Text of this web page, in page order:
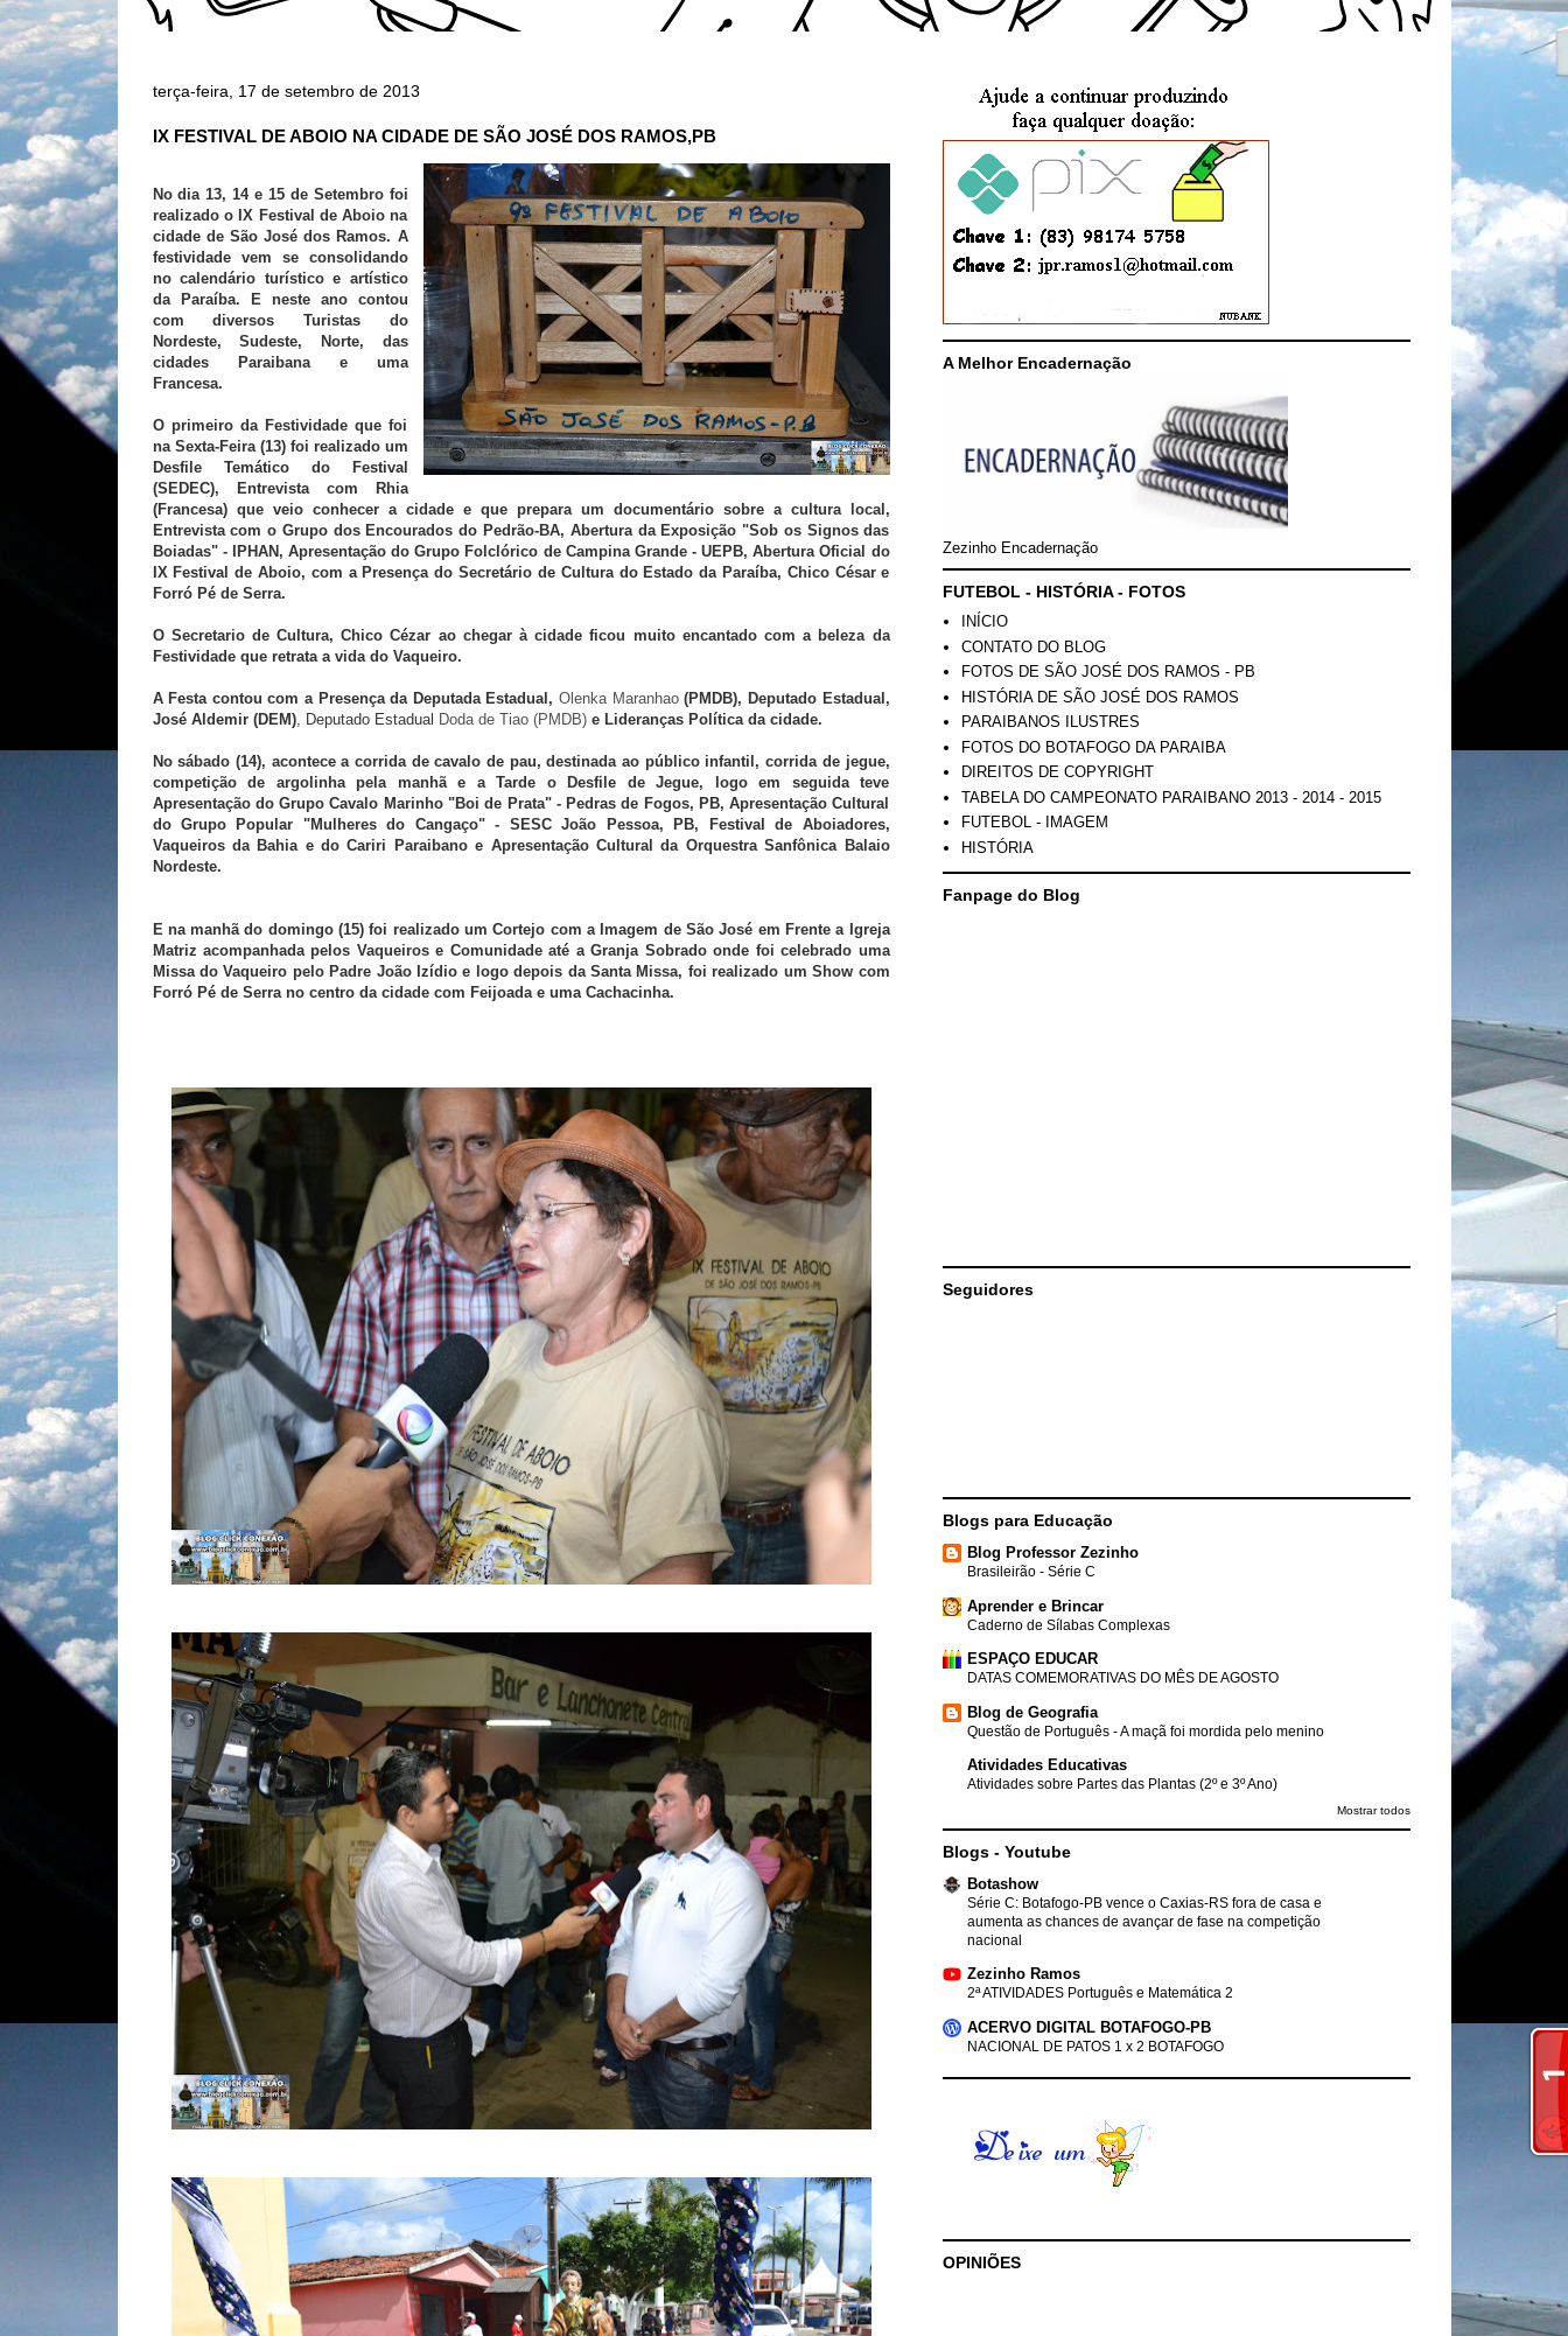
terça-feira, 17 de setembro de 2013
IX FESTIVAL DE ABOIO NA CIDADE DE SÃO JOSÉ DOS RAMOS,PB
No dia 13, 14 e 15 de Setembro foi
realizado o IX Festival de Aboio na
cidade de São José dos Ramos. A
festividade vem se consolidando
no calendário turístico e artístico
da Paraíba. E neste ano contou
com diversos Turistas do
Nordeste, Sudeste, Norte, das
cidades Paraibana e uma
Francesa.
O primeiro da Festividade que foi
na Sexta-Feira (13) foi realizado um
Desfile Temático do Festival
(SEDEC), Entrevista com Rhia
(Francesa) que veio conhecer a cidade e que prepara um documentário sobre a cultura local,
Entrevista com o Grupo dos Encourados do Pedrão-BA, Abertura da Exposição "Sob os Signos das
Boiadas" - IPHAN, Apresentação do Grupo Folclórico de Campina Grande - UEPB, Abertura Oficial do
IX Festival de Aboio, com a Presença do Secretário de Cultura do Estado da Paraíba, Chico César e
Forró Pé de Serra.
O Secretario de Cultura, Chico Cézar ao chegar à cidade ficou muito encantado com a beleza da
Festividade que retrata a vida do Vaqueiro.
A Festa contou com a Presença da Deputada Estadual,Olenka Maranhao(PMDB), Deputado Estadual,
José Aldemir (DEM), Deputado Estadual Doda de Tiao (PMDB)e Lideranças Política da cidade.
No sábado (14), acontece a corrida de cavalo de pau, destinada ao público infantil, corrida de jegue,
competição de argolinha pela manhã e a Tarde o Desfile de Jegue, logo em seguida teve
Apresentação do Grupo Cavalo Marinho "Boi de Prata" - Pedras de Fogos, PB, Apresentação Cultural
do Grupo Popular "Mulheres do Cangaço" - SESC João Pessoa, PB, Festival de Aboiadores,
Vaqueiros da Bahia e do Cariri Paraibano e Apresentação Cultural da Orquestra Sanfônica Balaio
Nordeste.
E na manhã do domingo (15) foi realizado um Cortejo com a Imagem de São José em Frente a Igreja
Matriz acompanhada pelos Vaqueiros e Comunidade até a Granja Sobrado onde foi celebrado uma
Missa do Vaqueiro pelo Padre João Izídio e logo depois da Santa Missa, foi realizado um Show com
Forró Pé de Serra no centro da cidade com Feijoada e uma Cachacinha.
A Melhor Encadernação
Zezinho Encadernação
FUTEBOL - HISTÓRIA - FOTOS
INÍCIO
CONTATO DO BLOG
FOTOS DE SÃO JOSÉ DOS RAMOS - PB
HISTÓRIA DE SÃO JOSÉ DOS RAMOS
PARAIBANOS ILUSTRES
FOTOS DO BOTAFOGO DA PARAIBA
DIREITOS DE COPYRIGHT
TABELA DO CAMPEONATO PARAIBANO 2013 - 2014 - 2015
FUTEBOL - IMAGEM
HISTÓRIA
Fanpage do Blog
Seguidores
Blogs para Educação
Blog Professor Zezinho
Brasileirão - Série C
Aprender e Brincar
Caderno de Sílabas Complexas
ESPAÇO EDUCAR
DATAS COMEMORATIVAS DO MÊS DE AGOSTO
Blog de Geografia
Questão de Português - A maçã foi mordida pelo menino
Atividades Educativas
Atividades sobre Partes das Plantas (2º e 3º Ano)
Mostrar todos
Blogs - Youtube
Botashow
Série C: Botafogo-PB vence o Caxias-RS fora de casa e
aumenta as chances de avançar de fase na competição
nacional
Zezinho Ramos
2ª ATIVIDADES Português e Matemática 2
ACERVO DIGITAL BOTAFOGO-PB
NACIONAL DE PATOS 1 x 2 BOTAFOGO
OPINIÕES